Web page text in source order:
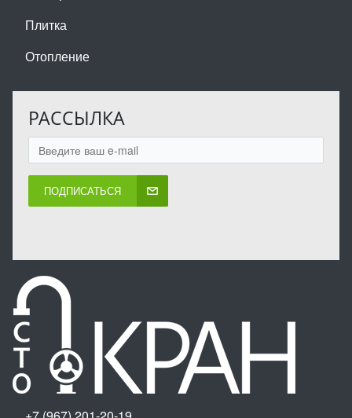
Плитка
Отопление
РАССЫЛКА
ПОДПИСАТЬСЯ